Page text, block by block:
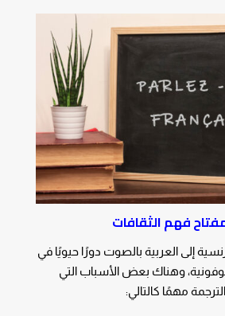
فهم الثقافات
إلى العربية بالصوت دورًا حيويًا في
وهناك بعض الأسباب التي
مهمًا كالتالي: